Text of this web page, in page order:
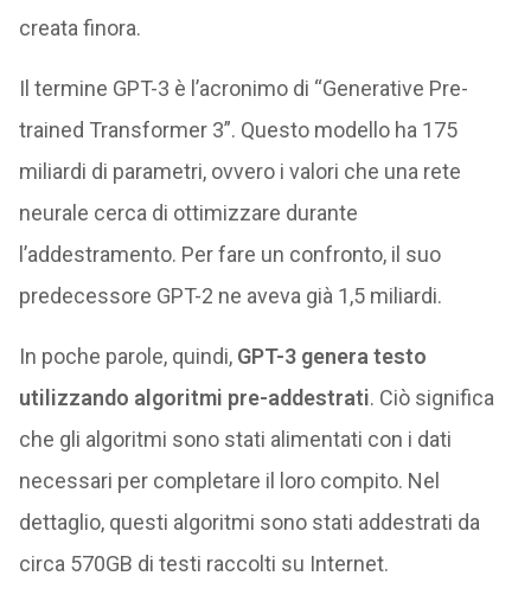
creata finora.
Il termine GPT-3 è l’acronimo di “Generative Pre-
trained Transformer 3”. Questo modello ha 175
miliardi di parametri, ovvero i valori che una rete
neurale cerca di ottimizzare durante
l’addestramento. Per fare un confronto, il suo
predecessore GPT-2 ne aveva già 1,5 miliardi.
In poche parole, quindi, GPT-3 genera testo
utilizzando algoritmi pre-addestrati. Ciò significa
che gli algoritmi sono stati alimentati con i dati
necessari per completare il loro compito. Nel
dettaglio, questi algoritmi sono stati addestrati da
circa 570GB di testi raccolti su Internet.